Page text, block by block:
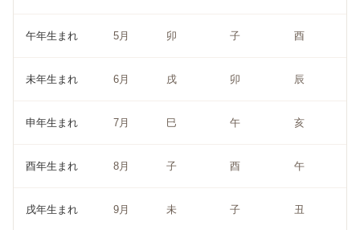
午年生まれ 5月 卯 子 酉
未年生まれ 6月 戌 卯 辰
申年生まれ 7月 巳 午 亥
酉年生まれ 8月 子 酉 午
戌年生まれ 9月 未 子 丑